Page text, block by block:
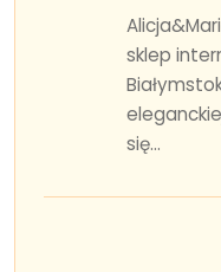
sklep
się...